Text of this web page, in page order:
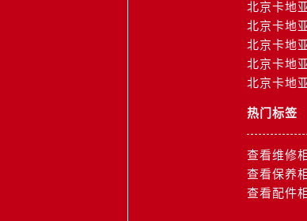
北京卡地
北京卡地
北京卡地
北京卡地
北京卡地
热门标签
查看维修
查看保养
查看配件